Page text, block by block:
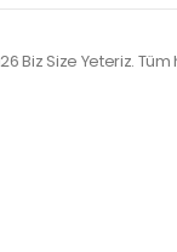
Biz Size Yeteriz. Tüm